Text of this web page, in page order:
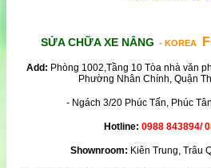
SỬA CHỮA XE NÂNG - KOREA
Add: Phòng 1002,Tầng 10 Tòa nhà văn
Phường Nhân Chính, Quận
- Ngách 3/20 Phúc Tấn, Phúc
Hotline: 0988 843894/
Shownroom: Kiên Trung, Trâu